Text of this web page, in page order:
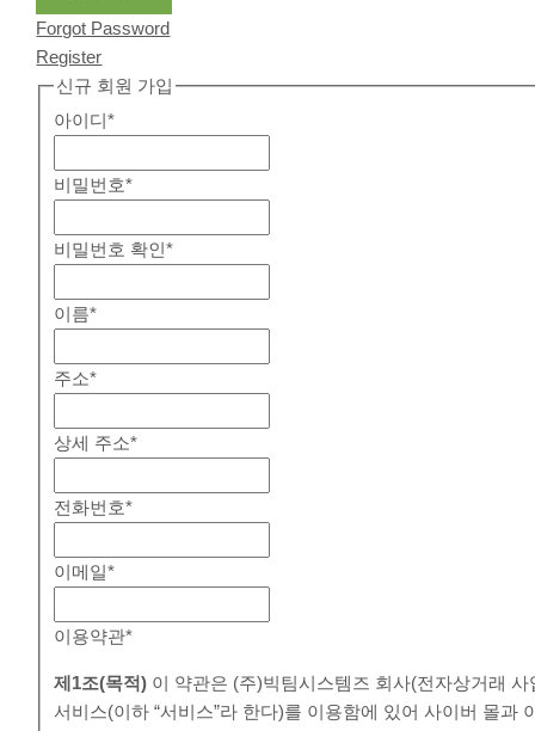
Forgot Password
Register
신규 회원 가입
아이디*
비밀번호*
비밀번호 확인*
이름*
주소*
상세 주소*
전화번호*
이메일*
이용약관*
제 1조(목적) 이 약관은 (주)빅팀시스템즈 회사(전자상거래
서비스(이하 “서비스”라 한다)를 이용함에 있어 사이버 몰